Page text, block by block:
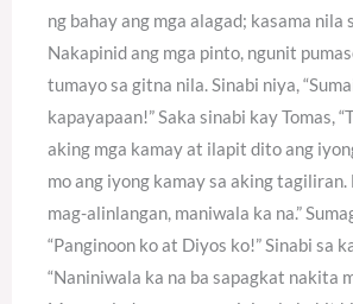
ng bahay ang mga alagad; kasama nila
Nakapinid ang mga pinto, ngunit
tumayo sa gitna nila. Sinabi niya,
kapayapaan!” Saka sinabi kay Tomas,
aking mga kamay at ilapit dito ang
mo ang iyong kamay sa aking tagiliran.
mag-alinlangan, maniwala ka na.”
“Panginoon ko at Diyos ko!” Sinabi sa
“Naniniwala ka na ba sapagkat nakita